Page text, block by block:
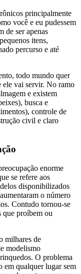
principalmente
você e eu pudessem
de ser apenas
itens,
percurso e até
todo mundo quer
ele vai servir. No ramo
e existem
busca e
controle de
civil e claro
enorme
se refere aos
disponibilizados
o número
Contudo tornou-se
que proíbem ou
milhares de
modelismo
O problema
em qualquer lugar sem